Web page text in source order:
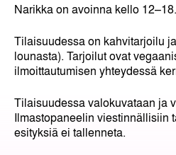
Narikka on avoinna kello 12–18.
Tilaisuudessa on kahvitarjoilu
lounasta). Tarjoilut ovat
ilmoittautumisen yhteydessä
Tilaisuudessa valokuvataan ja
Ilmastopaneelin viestinnällisiin
esityksiä ei tallenneta.